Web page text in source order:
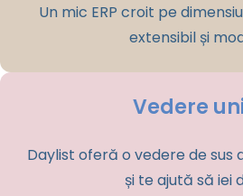
Un mic ERP croit pe
extensibil și
Vedere
Daylist oferă o vedere de sus
și te ajută să iei